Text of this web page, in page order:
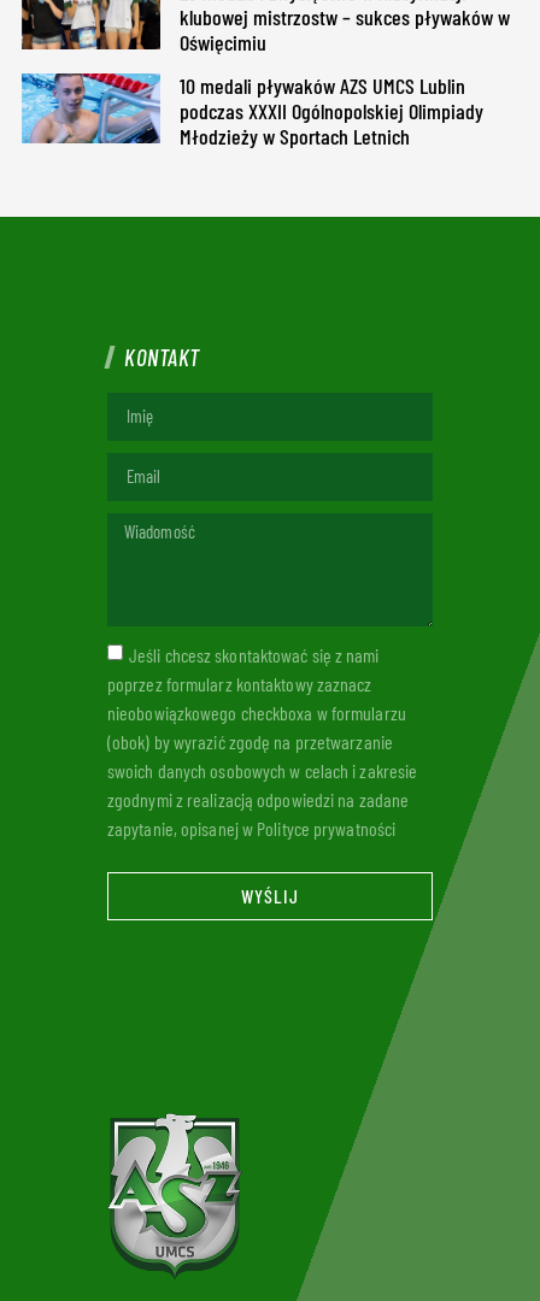
klubowej mistrzostw – sukces pływaków w
Oświęcimiu
10 medali pływaków AZS UMCS Lublin
podczas XXXII Ogólnopolskiej Olimpiady
Młodzieży w Sportach Letnich
KONTAKT
Jeśli chcesz skontaktować się z nami
poprzez formularz kontaktowy zaznacz
nieobowiązkowego checkboxa w formularzu
(obok) by wyrazić zgodę na przetwarzanie
swoich danych osobowych w celach i zakresie
zgodnymi z realizacją odpowiedzi na zadane
zapytanie, opisanej w Polityce prywatności
WYŚLIJ